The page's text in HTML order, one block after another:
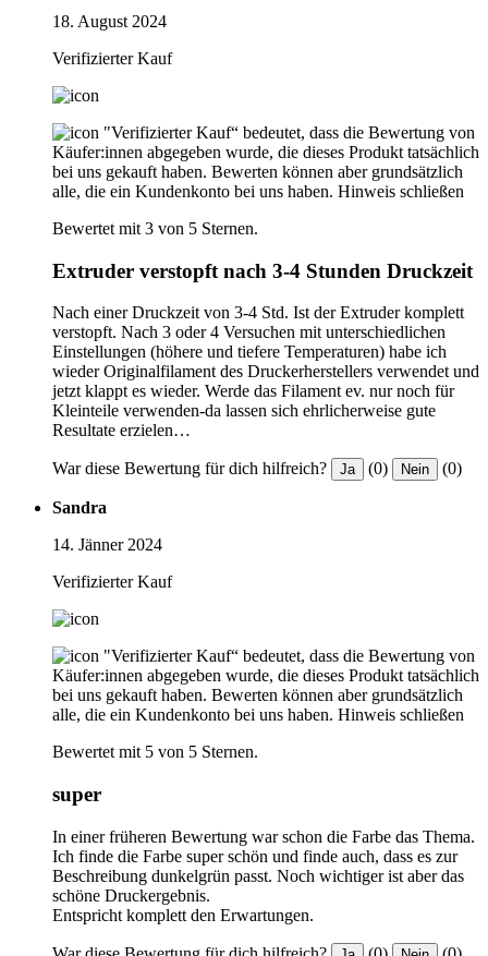
18. August 2024
Verifizierter Kauf
"Verifizierter Kauf“ bedeutet, dass die Bewertung von
Käufer:innen abgegeben wurde, die dieses Produkt tatsächlich
bei uns gekauft haben. Bewerten können aber grundsätzlich
alle, die ein Kundenkonto bei uns haben. Hinweis schließen
Bewertet mit 3 von 5 Sternen.
Extruder verstopft nach 3-4 Stunden Druckzeit
Nach einer Druckzeit von 3-4 Std. Ist der Extruder komplett
verstopft. Nach 3 oder 4 Versuchen mit unterschiedlichen
Einstellungen (höhere und tiefere Temperaturen) habe ich
wieder Originalfilament des Druckerherstellers verwendet und
jetzt klappt es wieder. Werde das Filament ev. nur noch für
Kleinteile verwenden-da lassen sich ehrlicherweise gute
Resultate erzielen…
War diese Bewertung für dich hilfreich? Ja (0) Nein (0)
Sandra
14. Jänner 2024
Verifizierter Kauf
"Verifizierter Kauf“ bedeutet, dass die Bewertung von
Käufer:innen abgegeben wurde, die dieses Produkt tatsächlich
bei uns gekauft haben. Bewerten können aber grundsätzlich
alle, die ein Kundenkonto bei uns haben. Hinweis schließen
Bewertet mit 5 von 5 Sternen.
super
In einer früheren Bewertung war schon die Farbe das Thema.
Ich finde die Farbe super schön und finde auch, dass es zur
Beschreibung dunkelgrün passt. Noch wichtiger ist aber das
schöne Druckergebnis.
Entspricht komplett den Erwartungen.